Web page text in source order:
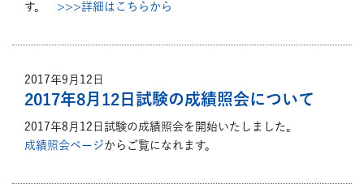
す。 >>>詳細はこちらから
2017年9月12日
2017年8月12日試験の成績照会について
2017年8月12日試験の成績照会を開始いたしました。
成績照会ページからご覧になれます。